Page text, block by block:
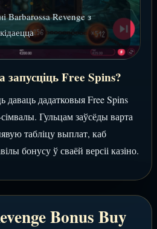
Barbarossa Revenge з
Free Spins?
даваць дадатковыя Free Spins
Гульцам заўсёды варта
табліцу выплат, каб
бонусу ў сваёй версіі казіно.
Bonus Buy